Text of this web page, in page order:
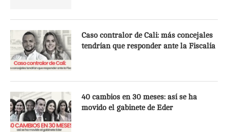
Caso contralor de Cali: más concejales
tendrían que responder ante la Fiscalía
40 cambios en 30 meses: así se ha
movido el gabinete de Eder